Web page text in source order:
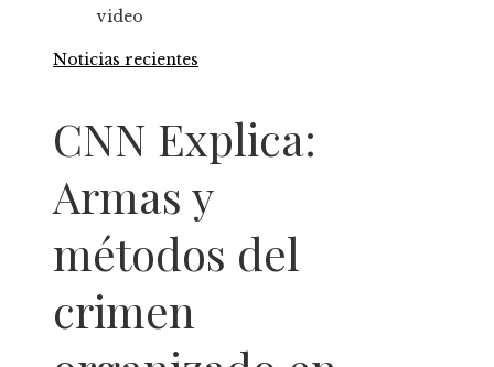
video
Noticias recientes
CNN Explica:
Armas y
métodos del
crimen